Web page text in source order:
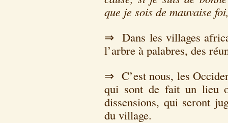
que je sois de mauvaise
⇒ Dans les villages
l’arbre à palabres, des
⇒ C’est nous, les
qui sont de fait un lieu
dissensions, qui seront
du village.